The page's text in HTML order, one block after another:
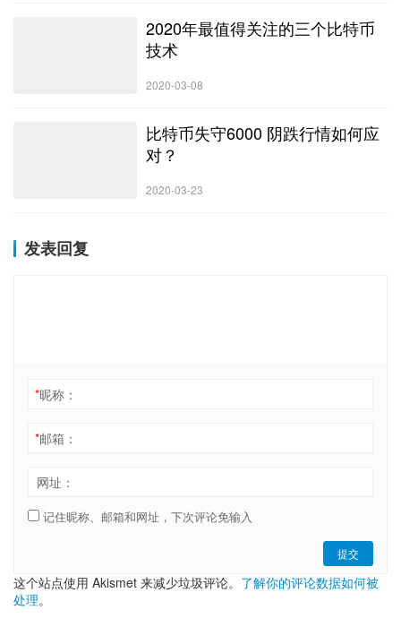
2020年最值得关注的三个比特币
技术
2020-03-08
比特币失守6000 阴跌行情如何应
对？
2020-03-23
发表回复
*昵称：
*邮箱：
网址：
记住昵称、邮箱和网址，下次评论免输入
提交
这个站点使用 Akismet 来减少垃圾评论。 了解你的评论数据如何被
处理。